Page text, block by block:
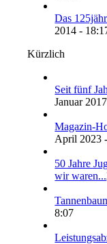
Das
2014 -
Kürzlich
Seit fünf
Januar
Magazin-
April 2023
50 Jahre
wir waren...
8:07